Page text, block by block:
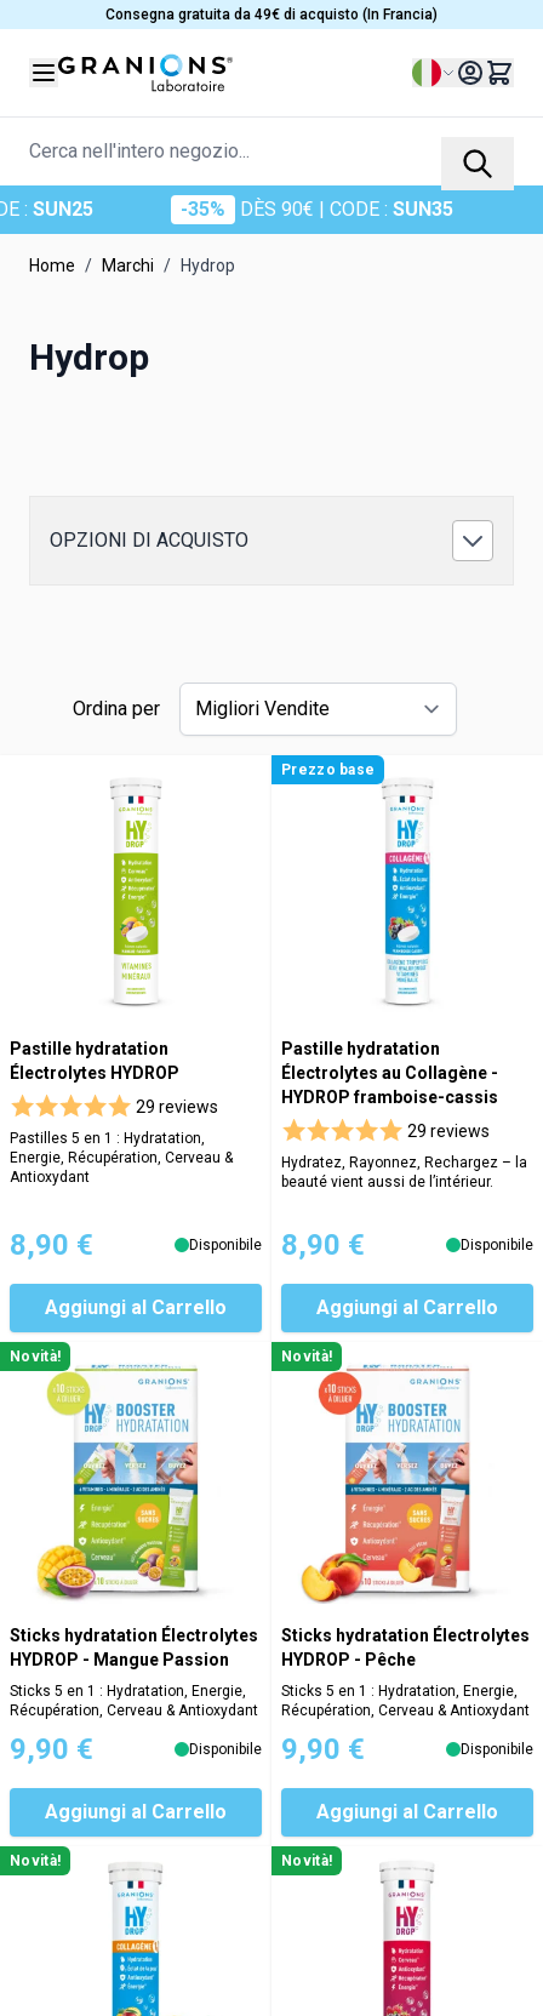
Salta al contenutoConsegna gratuita da 49€ di acquisto (In Francia)
Lingua
Cerca nell'intero negozio...
SUN25 -35% DÈS 90€ | CODE :SUN35
Home / Marchi / Hydrop
Hydrop
OPZIONI DI ACQUISTO
Ordina per
Pastille hydratation
Électrolytes HYDROP
29 reviews
Pastilles 5 en 1 : Hydratation,
Energie, Récupération, Cerveau &
Antioxydant
8,90 € Disponibile
Aggiungi al Carrello
Prezzo base
Pastille hydratation
Électrolytes au Collagène -
HYDROP framboise-cassis
29 reviews
Hydratez, Rayonnez, Rechargez – la
beauté vient aussi de l’intérieur.
8,90 € Disponibile
Aggiungi al Carrello
Novità!
Sticks hydratation Électrolytes
HYDROP - Mangue Passion
Sticks 5 en 1 : Hydratation, Energie,
Récupération, Cerveau & Antioxydant
9,90 € Disponibile
Aggiungi al Carrello
Novità!
Sticks hydratation Électrolytes
HYDROP - Pêche
Sticks 5 en 1 : Hydratation, Energie,
Récupération, Cerveau & Antioxydant
9,90 € Disponibile
Aggiungi al Carrello
Novità! Novità!